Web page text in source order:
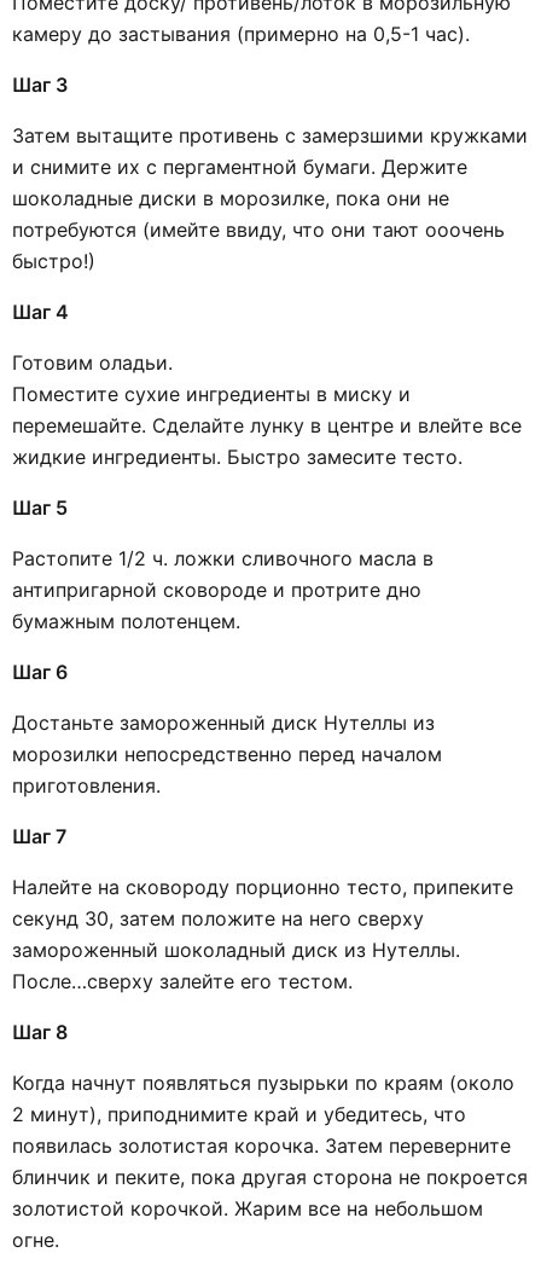
камеру до застывания (примерно на 0,5-1 час).
Шаг 3
Затем вытащите противень с замерзшими кружками
и снимите их с пергаментной бумаги. Держите
шоколадные диски в морозилке, пока они не
потребуются (имейте ввиду, что они тают ооочень
быстро!)
Шаг 4
Готовим оладьи.
Поместите сухие ингредиенты в миску и
перемешайте. Сделайте лунку в центре и влейте все
жидкие ингредиенты. Быстро замесите тесто.
Шаг 5
Растопите 1/2 ч. ложки сливочного масла в
антипригарной сковороде и протрите дно
бумажным полотенцем.
Шаг 6
Достаньте замороженный диск Нутеллы из
морозилки непосредственно перед началом
приготовления.
Шаг 7
Налейте на сковороду порционно тесто, припеките
секунд 30, затем положите на него сверху
замороженный шоколадный диск из Нутеллы.
После…сверху залейте его тестом.
Шаг 8
Когда начнут появляться пузырьки по краям (около
2 минут), приподнимите край и убедитесь, что
появилась золотистая корочка. Затем переверните
блинчик и пеките, пока другая сторона не покроется
золотистой корочкой. Жарим все на небольшом
огне.